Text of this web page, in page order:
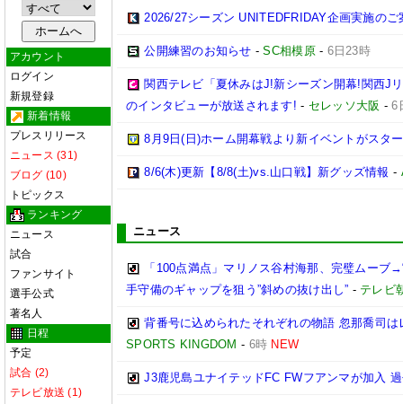
アカウント
ログイン
新規登録
新着情報
プレスリリース
ニュース (31)
ブログ (10)
トピックス
ランキング
ニュース
試合
ファンサイト
選手公式
著名人
日程
予定
試合 (2)
テレビ放送 (1)
2026/27シーズン UNITEDFRIDAY企画実施のご
公開練習のお知らせ -SC相模原- 6日23時
関西テレビ「夏休みはJ!新シーズン開幕!関西J
のインタビューが放送されます! - セレッソ大阪 -6
8月9日(日)ホーム開幕戦より新イベントがスタ
8/6(木)更新【8/8(土)vs.山口戦】新グッズ情報 -
ニュース
「100点満点」マリノス谷村海那、完璧ムーブ
手守備のギャップを狙う”斜めの抜け出し” - テレビ
背番号に込められたそれぞれの物語 忽那喬司
SPORTS KINGDOM - 6時 NEW
J3鹿児島ユナイテッドFC FWフアンマが加入